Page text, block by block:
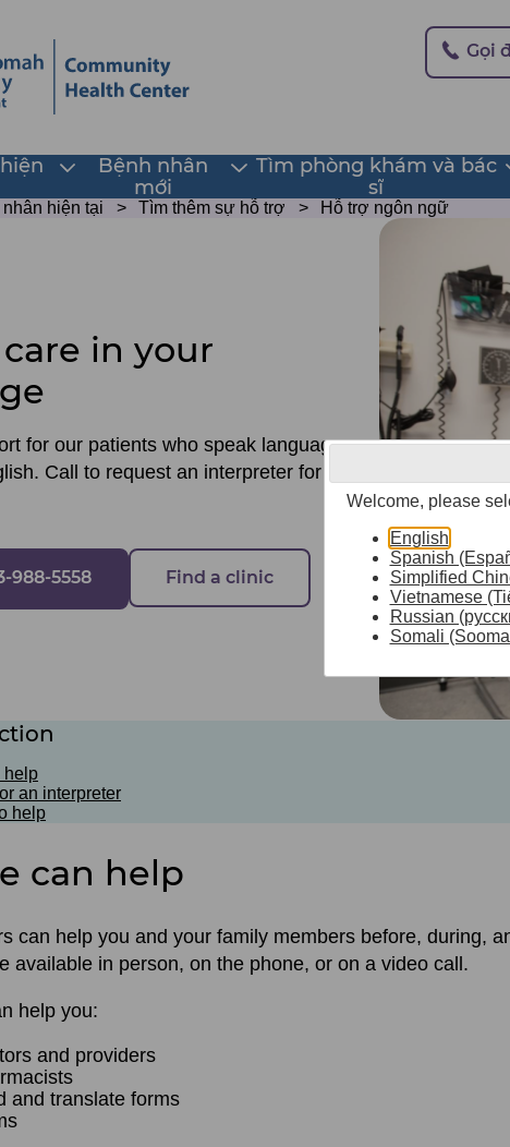
Gọi
Toggle
submenu
Bệnh nhân
mới
ToggleTìm phòng khám và bác
sĩ
nhân hiện tại Tìm thêm sự hỗ trợ Hỗ trợ ngôn ngữ
in your
for our patients who speak languages
Call to request an interpreter for
988-5558 Find a clinic
help
an interpreter
help
can help
can help you and your family members before, during,
available in person, on the phone, or on a video call.
help you:
and providers
and translate forms
Welcome, please
English
Spanish
Simplified
Vietnamese
Russian
Somali